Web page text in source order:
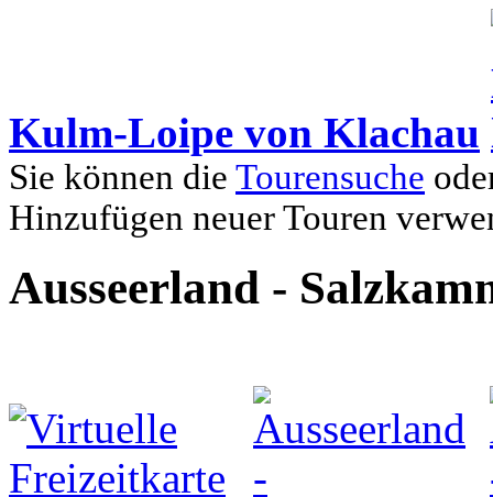
Kulm-Loipe von Klachau
Sie können die Tourensuche
Hinzufügen neuer Touren
Ausseerland -